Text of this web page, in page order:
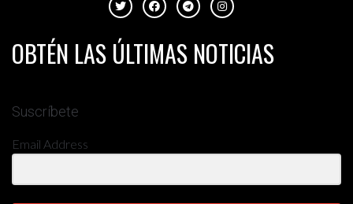
OBTÉN LAS ÚLTIMAS NOTICIAS
Suscríbete
Email Address